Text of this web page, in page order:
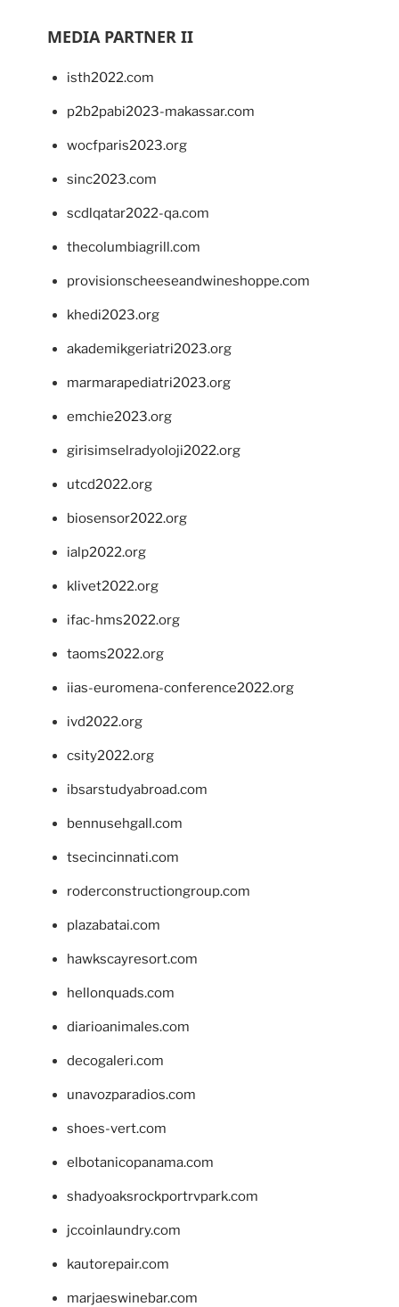
MEDIA PARTNER II
isth2022.com
p2b2pabi2023-makassar.com
wocfparis2023.org
sinc2023.com
scdlqatar2022-qa.com
thecolumbiagrill.com
provisionscheeseandwineshoppe.com
khedi2023.org
akademikgeriatri2023.org
marmarapediatri2023.org
emchie2023.org
girisimselradyoloji2022.org
utcd2022.org
biosensor2022.org
ialp2022.org
klivet2022.org
ifac-hms2022.org
taoms2022.org
iias-euromena-conference2022.org
ivd2022.org
csity2022.org
ibsarstudyabroad.com
bennusehgall.com
tsecincinnati.com
roderconstructiongroup.com
plazabatai.com
hawkscayresort.com
hellonquads.com
diarioanimales.com
decogaleri.com
unavozparadios.com
shoes-vert.com
elbotanicopanama.com
shadyoaksrockportrvpark.com
jccoinlaundry.com
kautorepair.com
marjaeswinebar.com